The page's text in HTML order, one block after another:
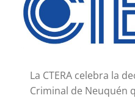
La CTERA celebra la
Criminal de Neuquén